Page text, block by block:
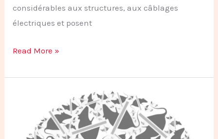
considérables aux structures, aux câblages
électriques et posent
Read More »